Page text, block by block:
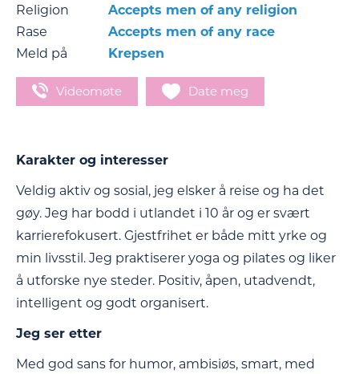
Religion
Accepts men of any religion
Rase
Accepts men of any race
Meld på
Krepsen
Videomøte Date meg
Karakter og interesser
Veldig aktiv og sosial, jeg elsker å reise og ha det
gøy. Jeg har bodd i utlandet i 10 år og er svært
karrierefokusert. Gjestfrihet er både mitt yrke og
min livsstil. Jeg praktiserer yoga og pilates og liker
å utforske nye steder. Positiv, åpen, utadvendt,
intelligent og godt organisert.
Jeg ser etter
Med god sans for humor, ambisiøs, smart, med